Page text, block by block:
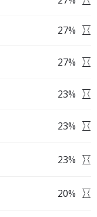
27%
27%
23%
23%
23%
20%